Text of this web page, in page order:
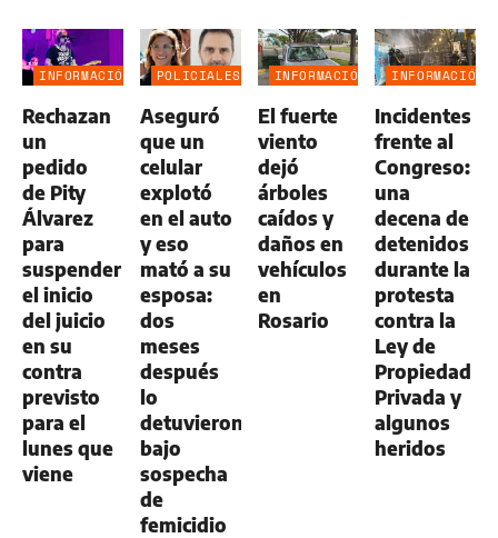
INFORMACIÓN
Rechazan
un
pedido
de Pity
Álvarez
para
suspender
el inicio
del juicio
en su
contra
previsto
para el
lunes que
viene
POLICIALES
Aseguró
que un
celular
explotó
en el auto
y eso
mató a su
esposa:
dos
meses
después
lo
detuvieron
bajo
sospecha
de
femicidio
INFORMACIÓN
El fuerte
viento
dejó
árboles
caídos y
daños en
vehículos
en
Rosario
INFORMACIÓN
Incidentes
frente al
Congreso:
una
decena de
detenidos
durante la
protesta
contra la
Ley de
Propiedad
Privada y
algunos
heridos